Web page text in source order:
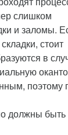
слишком
и заломы.
стоит
в
поэтому
должны быть